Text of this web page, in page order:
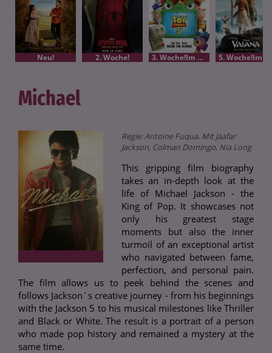
Neu! 2. Woche! 3. Woche!Im Bundesstart
Michael
Regie: Antoine Fuqua. Mit Jaafar
Jackson, Colman Domingo, Nia Long
This gripping film biography
takes an in-depth look at the
life of Michael Jackson - the
King of Pop. It showcases not
only his greatest stage
moments but also the inner
turmoil of an exceptional artist
who navigated between fame,
perfection, and personal pain.
The film allows us to peek behind the scenes and
follows Jackson´s creative journey - from his beginnings
with the Jackson 5 to his musical milestones like Thriller
and Black or White. The result is a portrait of a person
who made pop history and remained a mystery at the
same time.